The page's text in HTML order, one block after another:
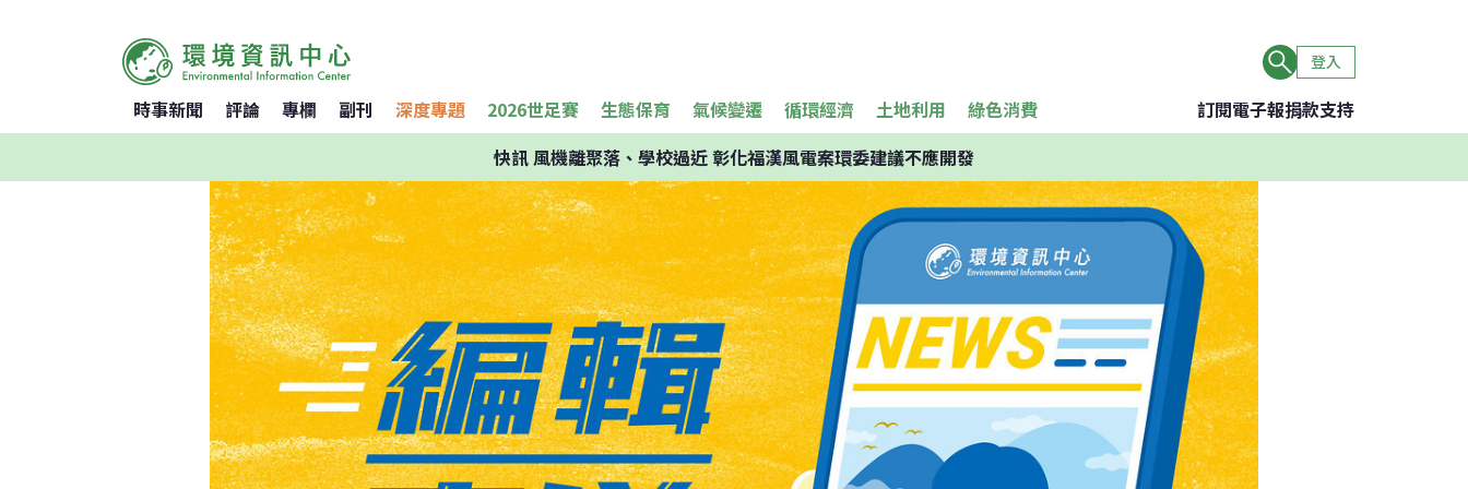
登入
時事新聞 評論 專欄 副刊 深度專題 2026世足賽 生態保育 氣候變遷 循環經濟 土地利用 綠色消費 訂閱電子報捐款支持
快訊風機離聚落、學校過近 彰化福漢風電案環委建議不應開發